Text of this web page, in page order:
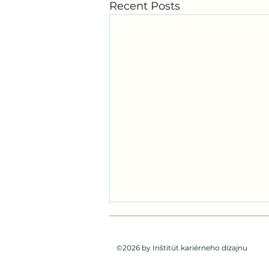
Recent Posts
©2026 by Inštitút kariérneho dizajnu